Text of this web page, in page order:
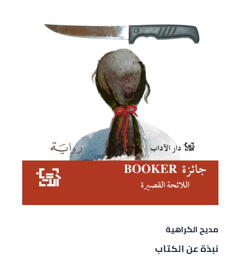
مديح الكراهية
نبذة عن الكتاب